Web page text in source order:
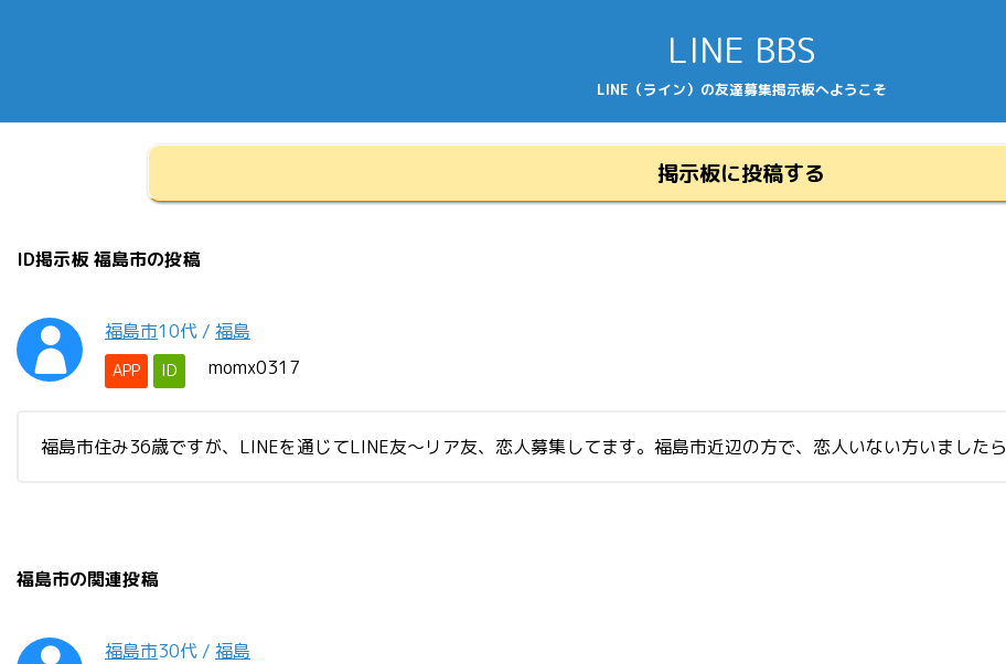
LINE BBS
LINE（ライン）の友達募集掲示板へようこそ
掲示板に投稿する
ID掲示板 福島市の投稿
福島市10代 / 福島
APP ID momx0317
福島市住み36歳ですが、LINEを通じてLINE友〜リア友、恋人募集してます。福島市近辺の方で、恋人いない方いました
福島市の関連投稿
福島市30代 / 福島